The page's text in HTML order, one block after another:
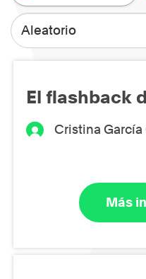
Aleatorio
El flashback
Cristina García
Más